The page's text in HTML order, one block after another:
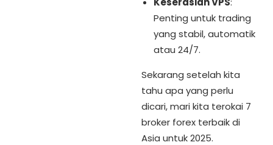
Penting untuk trading
yang stabil, automatik
atau 24/7.
Sekarang setelah kita
tahu apa yang perlu
dicari, mari kita terokai 7
broker forex terbaik di
Asia untuk 2025.